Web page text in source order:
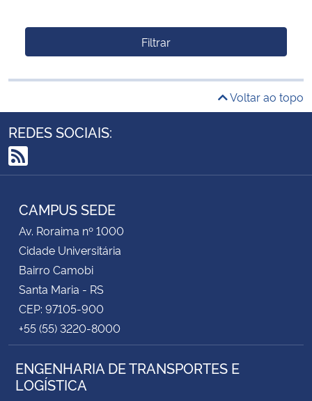
Filtrar
Voltar ao topo
REDES SOCIAIS:
RSS
CAMPUS SEDE
Av. Roraima nº 1000
Cidade Universitária
Bairro Camobi
Santa Maria - RS
CEP: 97105-900
+55 (55) 3220-8000
ENGENHARIA DE TRANSPORTES E
LOGÍSTICA